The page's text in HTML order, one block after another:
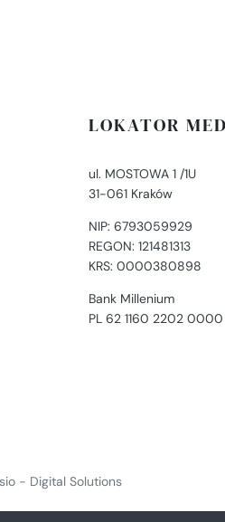
LOKATOR
ul. MOSTOWA 1 /1U
31-061 Kraków
NIP: 6793059929
REGON: 121481313
KRS: 0000380898
Bank Millenium
PL 62 1160 2202 0000
- Digital Solutions